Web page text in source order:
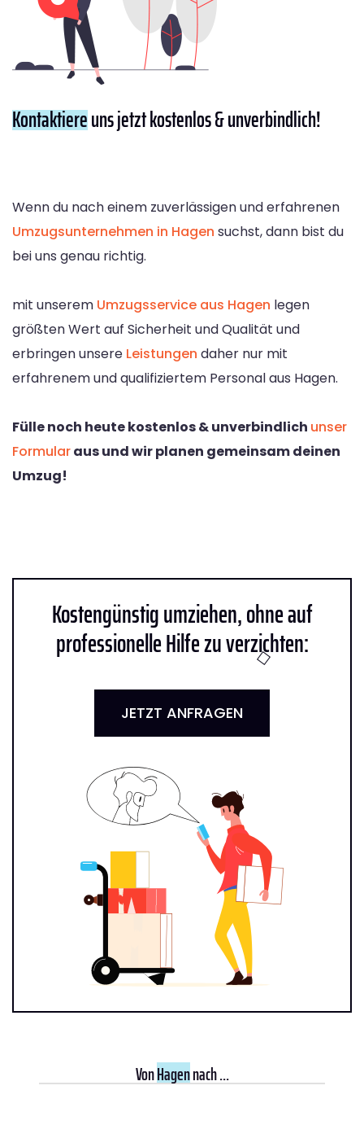
Kontaktiereuns jetzt kostenlos & unverbindlich!
Wenn du nach einem zuverlässigen und erfahrenen
Umzugsunternehmen in Hagen suchst, dann bist du
bei uns genau richtig.
mit unserem Umzugsservice aus Hagen legen
größten Wert auf Sicherheit und Qualität und
erbringen unsere Leistungen daher nur mit
erfahrenem und qualifiziertem Personal aus Hagen.
Fülle noch heute kostenlos & unverbindlich unser
Formularaus und wir planen gemeinsam deinen
Umzug!
Kostengünstig umziehen, ohne auf
professionelle Hilfe zu verzichten:
JETZT ANFRAGEN
VonHagennach ...